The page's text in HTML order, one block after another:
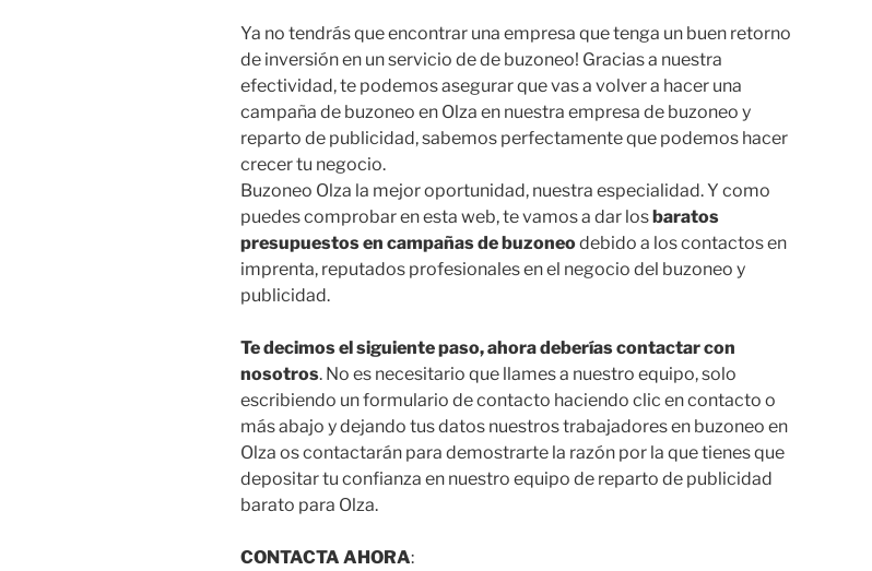
Ya no tendrás que encontrar una empresa que tenga un buen retorno
de inversión en un servicio de de buzoneo! Gracias a nuestra
efectividad, te podemos asegurar que vas a volver a hacer una
campaña de buzoneo en Olza en nuestra empresa de buzoneo y
reparto de publicidad, sabemos perfectamente que podemos hacer
crecer tu negocio.
Buzoneo Olza la mejor oportunidad, nuestra especialidad. Y como
puedes comprobar en esta web, te vamos a dar losbaratos
presupuestos en campañas de buzoneodebido a los contactos en
imprenta, reputados profesionales en el negocio del buzoneo y
publicidad.
Te decimos el siguiente paso, ahora deberías contactar con
nosotros. No es necesitario que llames a nuestro equipo, solo
escribiendo un formulario de contacto haciendo clic en contacto o
más abajo y dejando tus datos nuestros trabajadores en buzoneo en
Olza os contactarán para demostrarte la razón por la que tienes que
depositar tu confianza en nuestro equipo de reparto de publicidad
barato para Olza.
CONTACTA AHORA: